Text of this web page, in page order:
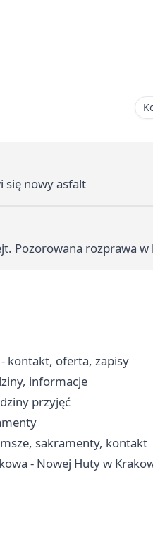
się nowy asfalt
Pozorowana rozprawa
kontakt, oferta, zapisy
informacje
przyjęć
sakramenty, kontakt
- Nowej Huty w